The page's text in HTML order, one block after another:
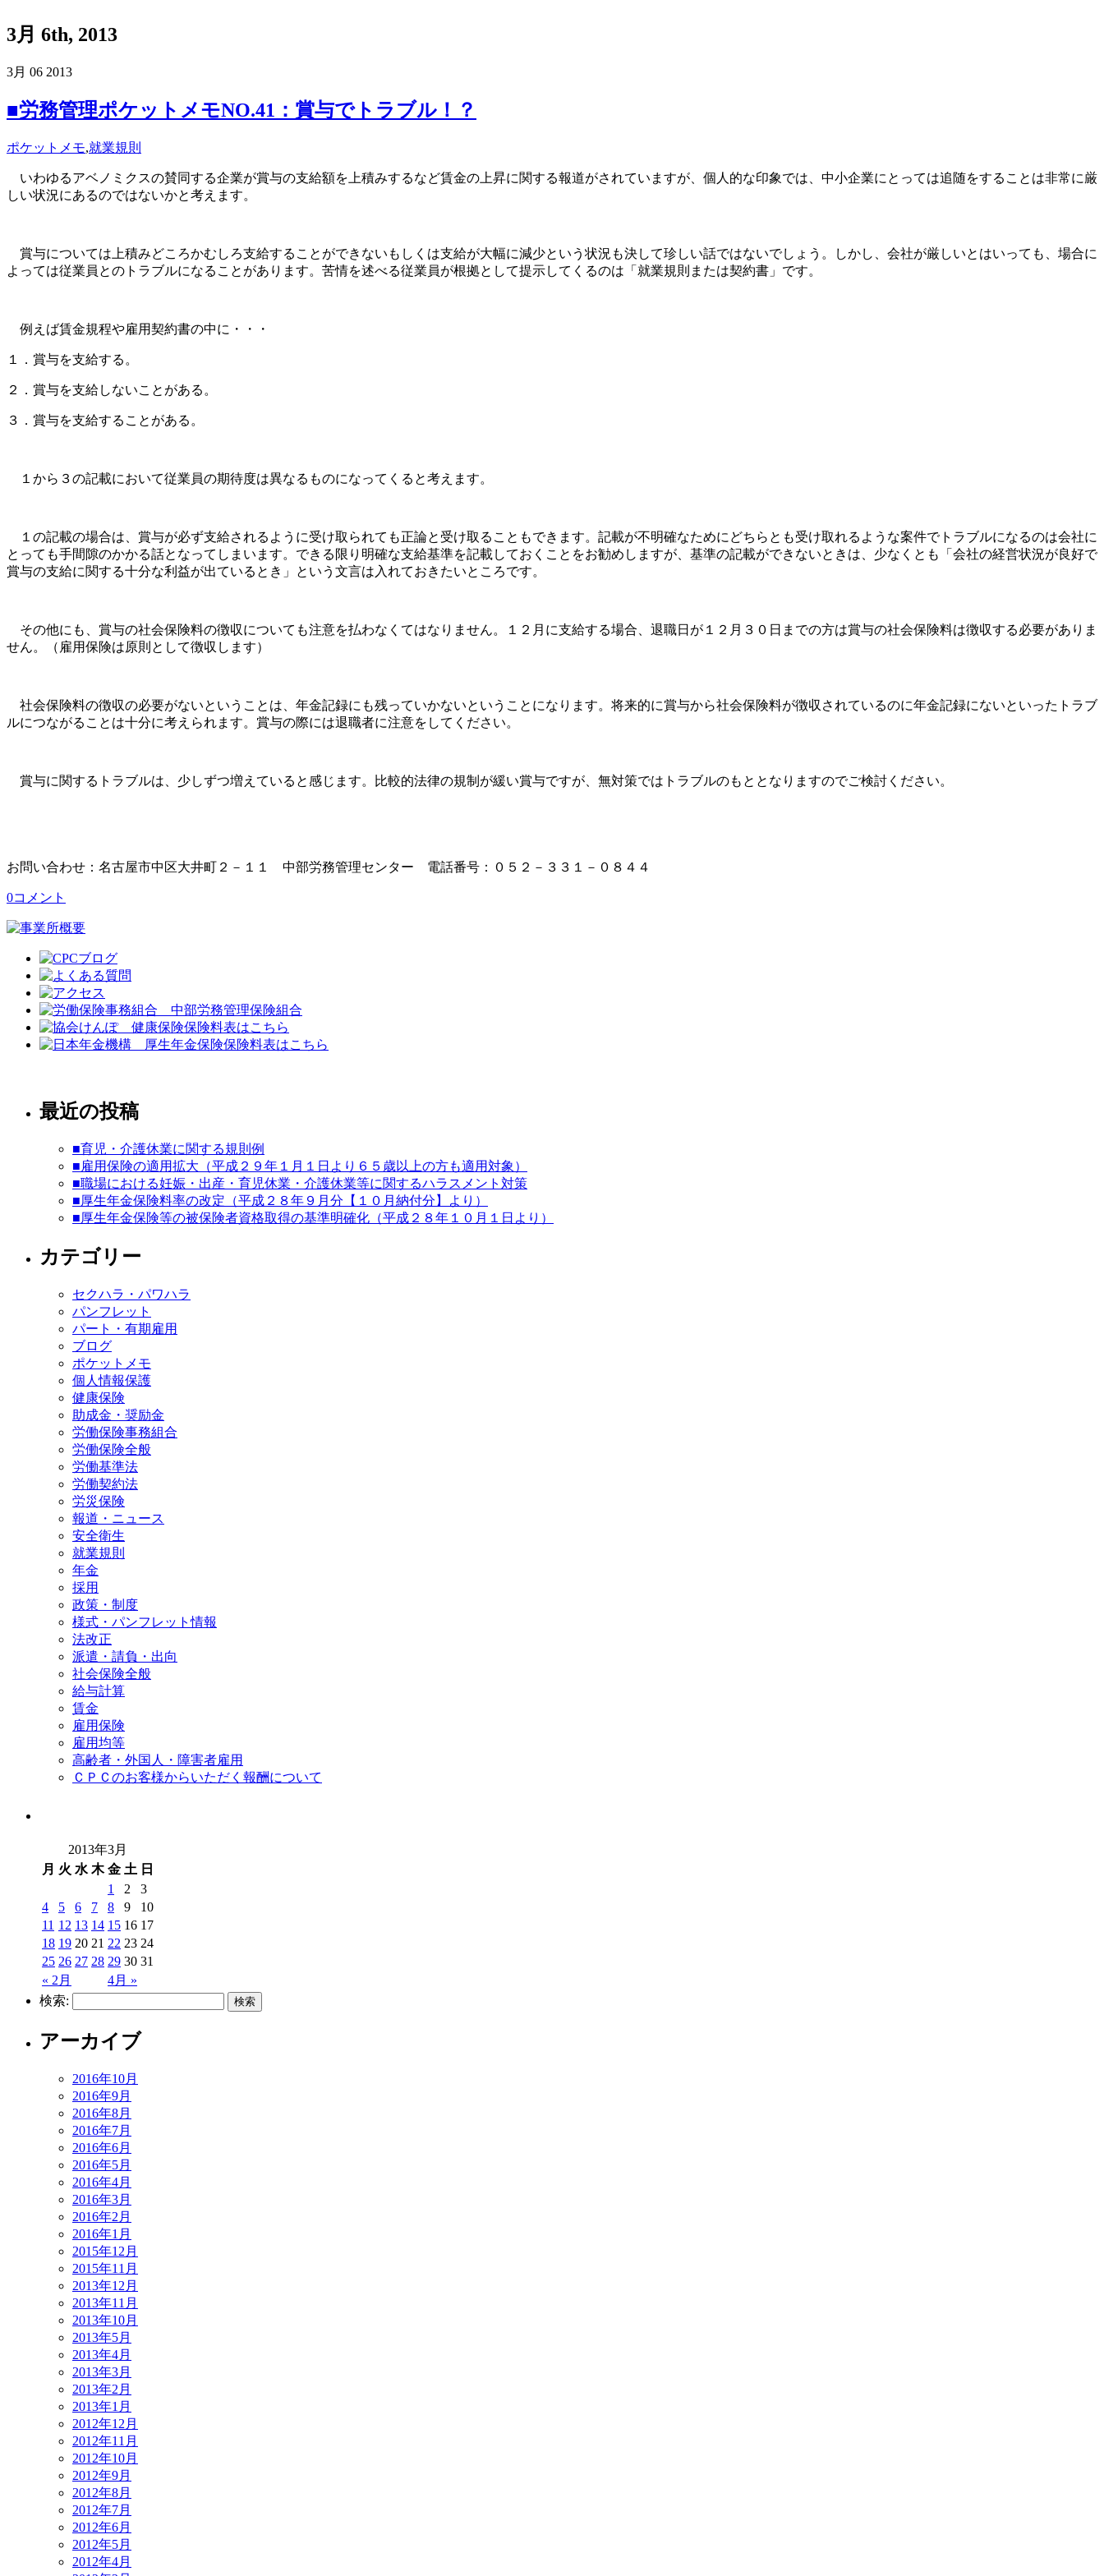
3月 6th, 2013
3月 06 2013
■労務管理ポケットメモNO.41：賞与でトラブル！？
ポケットメモ,就業規則
いわゆるアベノミクスの賛同する企業が賞与の支給額を上積みするなど賃金の上昇に関する報道がされていますが、個人的な印象では、中小企業にとっては追随をすることは非常に厳
しい状況にあるのではないかと考えます。
賞与については上積みどころかむしろ支給することができないもしくは支給が大幅に減少という状況も決して珍しい話ではないでしょう。しかし、会社が厳しいとはいっても、場合に
よっては従業員とのトラブルになることがあります。苦情を述べる従業員が根拠として提示してくるのは「就業規則または契約書」です。
例えば賃金規程や雇用契約書の中に・・・
１．賞与を支給する。
２．賞与を支給しないことがある。
３．賞与を支給することがある。
１から３の記載において従業員の期待度は異なるものになってくると考えます。
１の記載の場合は、賞与が必ず支給されるように受け取られても正論と受け取ることもできます。記載が不明確なためにどちらとも受け取れるような案件でトラブルになるのは会社に
とっても手間隙のかかる話となってしまいます。できる限り明確な支給基準を記載しておくことをお勧めしますが、基準の記載ができないときは、少なくとも「会社の経営状況が良好で
賞与の支給に関する十分な利益が出ているとき」という文言は入れておきたいところです。
その他にも、賞与の社会保険料の徴収についても注意を払わなくてはなりません。１２月に支給する場合、退職日が１２月３０日までの方は賞与の社会保険料は徴収する必要がありま
せん。（雇用保険は原則として徴収します）
社会保険料の徴収の必要がないということは、年金記録にも残っていかないということになります。将来的に賞与から社会保険料が徴収されているのに年金記録にないといったトラブ
ルにつながることは十分に考えられます。賞与の際には退職者に注意をしてください。
賞与に関するトラブルは、少しずつ増えていると感じます。比較的法律の規制が緩い賞与ですが、無対策ではトラブルのもととなりますのでご検討ください。
お問い合わせ：名古屋市中区大井町２－１１ 中部労務管理センター 電話番号：０５２－３３１－０８４４
0コメント
最近の投稿
■育児・介護休業に関する規則例
■雇用保険の適用拡大（平成２９年１月１日より６５歳以上の方も適用対象）
■職場における妊娠・出産・育児休業・介護休業等に関するハラスメント対策
■厚生年金保険料率の改定（平成２８年９月分【１０月納付分】より）
■厚生年金保険等の被保険者資格取得の基準明確化（平成２８年１０月１日より）
カテゴリー
セクハラ・パワハラ
パンフレット
パート・有期雇用
ブログ
ポケットメモ
個人情報保護
健康保険
助成金・奨励金
労働保険事務組合
労働保険全般
労働基準法
労働契約法
労災保険
報道・ニュース
安全衛生
就業規則
年金
採用
政策・制度
様式・パンフレット情報
法改正
派遣・請負・出向
社会保険全般
給与計算
賃金
雇用保険
雇用均等
高齢者・外国人・障害者雇用
ＣＰＣのお客様からいただく報酬について
2013年3月
月 火 水 木 金 土 日
« 2月 4月 »
1 2
3
4
5 6 7 8 9
10
11 12 13 14 15 16 17
18 19 20 21 22 23 24
25 26 27 28 29 30 31
検索:
アーカイブ
2016年10月
2016年9月
2016年8月
2016年7月
2016年6月
2016年5月
2016年4月
2016年3月
2016年2月
2016年1月
2015年12月
2015年11月
2013年12月
2013年11月
2013年10月
2013年5月
2013年4月
2013年3月
2013年2月
2013年1月
2012年12月
2012年11月
2012年10月
2012年9月
2012年8月
2012年7月
2012年6月
2012年5月
2012年4月